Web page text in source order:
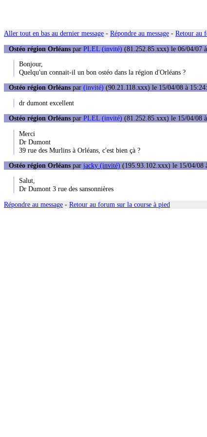
Aller tout en bas au dernier message - Répondre au message - Retour au
Ostéo région Orléans par PLEL (invité) (81.252.85.xxx) le 06/04/07
Bonjour,
Quelqu'un connait-il un bon ostéo dans la région d'Orléans ?
Ostéo région Orléans par (invité) (90.21.118.xxx) le 15/04/08 à
dr dumont excellent
Ostéo région Orléans par PLEL (invité) (81.252.85.xxx) le 15/04/08
Merci
Dr Dumont
39 rue des Murlins à Orléans, c'est bien çà ?
Ostéo région Orléans par jacky (invité) (195.93.102.xxx) le 15/04/08
Salut,
Dr Dumont 3 rue des sansonnières
Répondre au message - Retour au forum sur la course à pied